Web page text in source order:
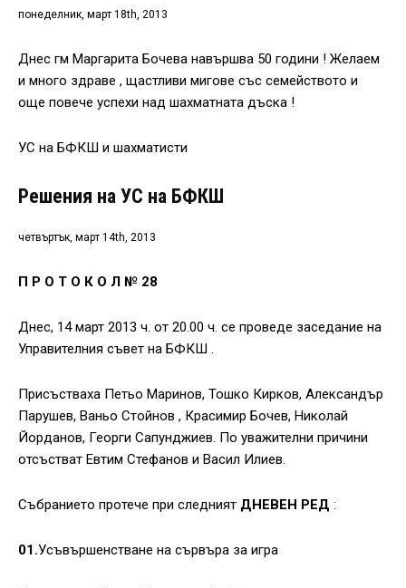
понеделник, март 18th, 2013
Днес гм Маргарита Бочева навършва 50 години ! Желаем
и много здраве , щастливи мигове със семейството и
още повече успехи над шахматната дъска !
УС на БФКШ и шахматисти
Решения на УС на БФКШ
четвъртък, март 14th, 2013
П Р О Т О К О Л № 28
Днес, 14 март 2013 ч. от 20.00 ч. се проведе заседание на
Управителния съвет на БФКШ .
Присъстваха Петьо Маринов, Тошко Кирков, Александър
Парушев, Ваньо Стойнов , Красимир Бочев, Николай
Йорданов, Георги Сапунджиев. По уважителни причини
отсъстват Евтим Стефанов и Васил Илиев.
Събранието протече при следният ДНЕВЕН РЕД :
01.Усъвършенстване на сървъра за игра